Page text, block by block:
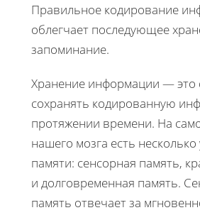
Правильное кодирование
облегчает последующее
запоминание.
Хранение информации — это
сохранять кодированную
протяжении времени. На
нашего мозга есть
памяти: сенсорная память,
и долговременная память.
память отвечает за